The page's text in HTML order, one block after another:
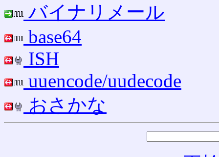
バイナリメール
base64
ISH
uuencode/uudecode
おさかな